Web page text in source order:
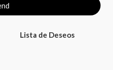
Lista de Deseos